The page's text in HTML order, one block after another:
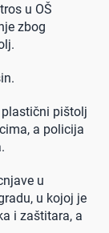
u OŠ
zbog
plastični pištolj
a policija
u
u kojoj je
i zaštitara, a